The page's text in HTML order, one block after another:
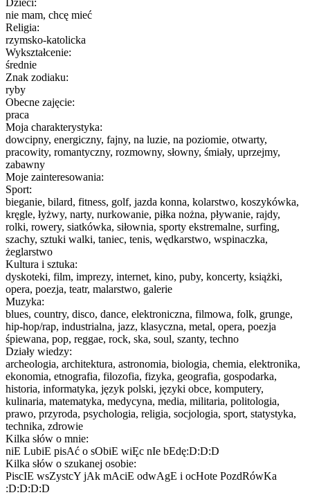
nie mam, chcę mieć
Religia:
rzymsko-katolicka
Wykształcenie:
średnie
Znak zodiaku:
ryby
Obecne zajęcie:
praca
Moja charakterystyka:
dowcipny, energiczny, fajny, na luzie, na poziomie, otwarty,
pracowity, romantyczny, rozmowny, słowny, śmiały, uprzejmy,
zabawny
Moje zainteresowania:
Sport:
bieganie, bilard, fitness, golf, jazda konna, kolarstwo, koszykówka,
kręgle, łyżwy, narty, nurkowanie, piłka nożna, pływanie, rajdy,
rolki, rowery, siatkówka, siłownia, sporty ekstremalne, surfing,
szachy, sztuki walki, taniec, tenis, wędkarstwo, wspinaczka,
żeglarstwo
Kultura i sztuka:
dyskoteki, film, imprezy, internet, kino, puby, koncerty, książki,
opera, poezja, teatr, malarstwo, galerie
Muzyka:
blues, country, disco, dance, elektroniczna, filmowa, folk, grunge,
hip-hop/rap, industrialna, jazz, klasyczna, metal, opera, poezja
śpiewana, pop, reggae, rock, ska, soul, szanty, techno
Działy wiedzy:
archeologia, architektura, astronomia, biologia, chemia, elektronika,
ekonomia, etnografia, filozofia, fizyka, geografia, gospodarka,
historia, informatyka, język polski, języki obce, komputery,
kulinaria, matematyka, medycyna, media, militaria, politologia,
prawo, przyroda, psychologia, religia, socjologia, sport, statystyka,
technika, zdrowie
Kilka słów o mnie:
niE LubiE pisAć o sObiE wiĘc nIe bEdę:D:D:D
Kilka słów o szukanej osobie:
PiscIE wsZystcY jAk mAciE odwAgE i ocHote PozdRówKa
:D:D:D:D